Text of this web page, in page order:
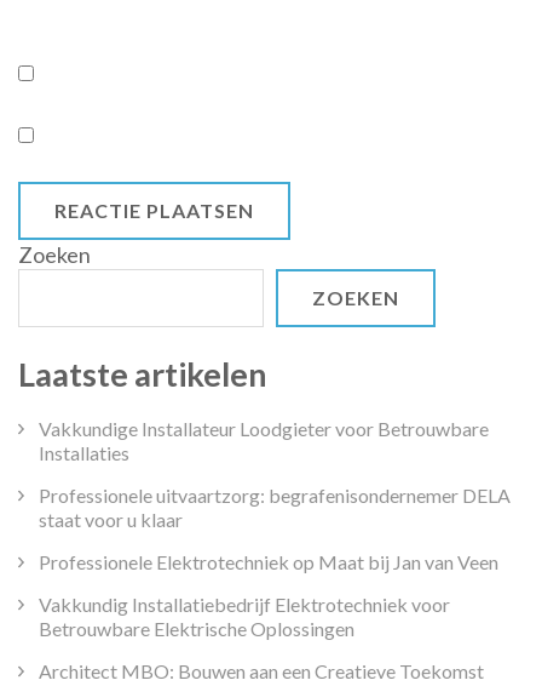
Zoeken
ZOEKEN
Laatste artikelen
Vakkundige Installateur Loodgieter voor Betrouwbare
Installaties
Professionele uitvaartzorg: begrafenisondernemer DELA
staat voor u klaar
Professionele Elektrotechniek op Maat bij Jan van Veen
Vakkundig Installatiebedrijf Elektrotechniek voor
Betrouwbare Elektrische Oplossingen
Architect MBO: Bouwen aan een Creatieve Toekomst